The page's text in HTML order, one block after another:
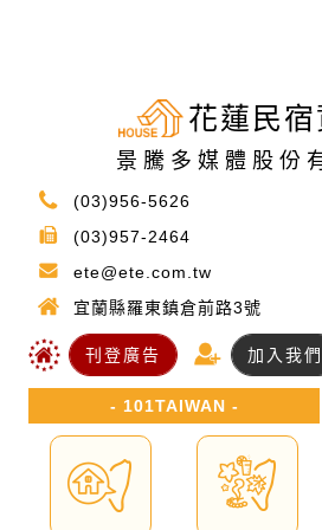
花蓮民宿
景騰多媒體股份
(03)956-5626
(03)957-2464
ete@ete.com.tw
宜蘭縣羅東鎮倉前路3號
刊登廣告 加入我們
- 101TAIWAN -